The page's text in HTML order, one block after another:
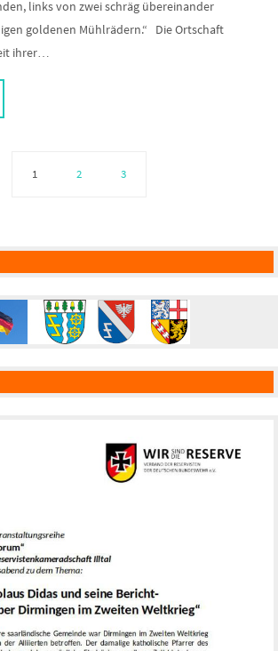
links von zwei schräg übereinander
goldenen Mühlrädern.“ Die Ortschaft
ihrer…
1 2 3